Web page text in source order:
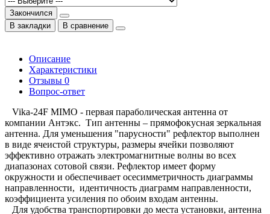
Закончился
В закладки
В сравнение
Описание
Характеристики
Отзывы 0
Вопрос-ответ
Vika-24F MIMO - первая параболическая антенна от
компании Антэкс. Тип антенны – прямофокусная зеркальная
антенна. Для уменьшения "парусности" рефлектор выполнен
в виде ячеистой структуры, размеры ячейки позволяют
эффективно отражать электромагнитные волны во всех
диапазонах сотовой связи. Рефлектор имеет форму
окружности и обеспечивает осесимметричность диаграммы
направленности, идентичность диаграмм направленности,
коэффициента усиления по обоим входам антенны.
Для удобства транспортировки до места установки, антенна